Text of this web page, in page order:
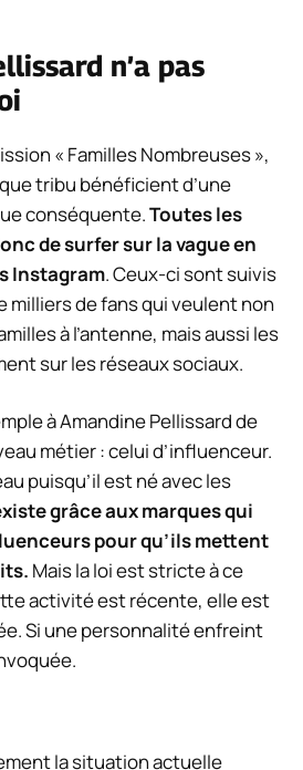
n’a pas
« Familles Nombreuses »,
tribu bénéficient d’une
conséquente.Toutes les
de surfer sur la vague en
Instagram. Ceux-ci sont suivis
milliers de fans qui veulent non
à l’antenne, mais aussi les
sur les réseaux sociaux.
à Amandine Pellissard de
métier : celui d’influenceur.
puisqu’il est né avec les
grâce aux marques qui
pour qu’ils mettent
Mais la loi est stricte à ce
activité est récente, elle est
Si une personnalité enfreint
la situation actuelle